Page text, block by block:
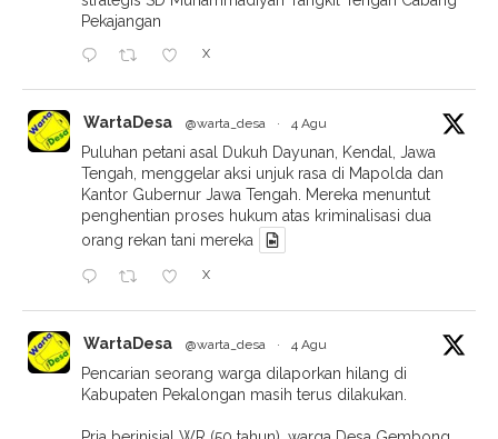
Pekajangan
X
WartaDesa @warta_desa · 4 Agu
Puluhan petani asal Dukuh Dayunan, Kendal, Jawa
Tengah, menggelar aksi unjuk rasa di Mapolda dan
Kantor Gubernur Jawa Tengah. Mereka menuntut
penghentian proses hukum atas kriminalisasi dua
orang rekan tani mereka
X
WartaDesa @warta_desa · 4 Agu
Pencarian seorang warga dilaporkan hilang di
Kabupaten Pekalongan masih terus dilakukan.